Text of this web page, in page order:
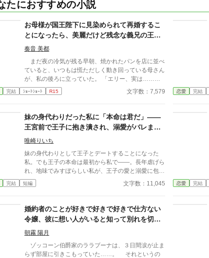
たにおすすめの小説
お母様が国王陛下に見染められて再婚するこ
とになったら、美麗だけど残念な義兄の王太
子殿下に婚姻を迫られました！
奏音 美都
まだ夜の冷気が残る早朝、焼かれたパンを店に並べ
ていると、いつもは慌ただしく動き回っている母さん
が、私の後ろに立っていた。 「エリー、実は……国
王陛下に見染められて、婚姻を交わすことになったん
だけど、貴女も王宮に入ってくれるかしら？」 国
好きになって、求婚したってこと！？ え、で……私
も王宮にって、王室の一員になれってこと！？ 国
王陛下に挨拶に伺うと、そこには美しい顔立ちの王太
子殿下がいた。 「エリー、どうか僕と結婚してく
れ！ 君こそ、僕の妻に相応しい！」 え……私、
貴方の妹になるんですけど？ どこから突っ込んで
いいのか分かんない。
完結 ｼｮｰﾄｼｮｰﾄ R15 文字数：7,579 恋愛 完結
妹の身代わりだった私に「本命は君だ」――
王宮前で王子に抱き潰され、溺愛がバレまし
た。～私が虐げられるきっかけになった少年
唯崎りいち
妹の身代わりとして王子とデートすることになった
私。でも王子の本命は最初から私で――。長年虐げら
れ、地味でみすぼらしい私が、王子の愛と溺愛に包ま
れ、ついに幸せを掴む甘々ラブファンタジー。妹や家
族との誤解、影武者の存在も絡み、ハラハラと胸キュ
完結 短編 文字数：11,045 恋愛 完結
婚約者のことが好きで好きで好きで仕方ない
令嬢、彼に想い人がいると知って別れを切り
出しました〜え、彼が本当に好きだったのは
朝霧 陽月
ゾッコーン伯爵家のララブーナは、３日間涙が止ま
らず部屋に引きこもっていた……。 それというの